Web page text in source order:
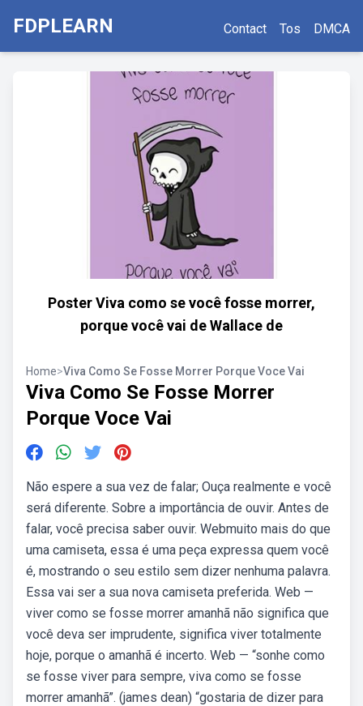
FDPLEARN Contact Tos DMCA
Poster Viva como se você fosse morrer,
porque você vai de Wallace de
Home>Viva Como Se Fosse Morrer Porque Voce Vai
Viva Como Se Fosse Morrer
Porque Voce Vai
Não espere a sua vez de falar; Ouça realmente e você
será diferente. Sobre a importância de ouvir. Antes de
falar, você precisa saber ouvir. Webmuito mais do que
uma camiseta, essa é uma peça expressa quem você
é, mostrando o seu estilo sem dizer nenhuma palavra.
Essa vai ser a sua nova camiseta preferida. Web —
viver como se fosse morrer amanhã não significa que
você deva ser imprudente, significa viver totalmente
hoje, porque o amanhã é incerto. Web — “sonhe como
se fosse viver para sempre, viva como se fosse
morrer amanhã”. (james dean) “gostaria de dizer para